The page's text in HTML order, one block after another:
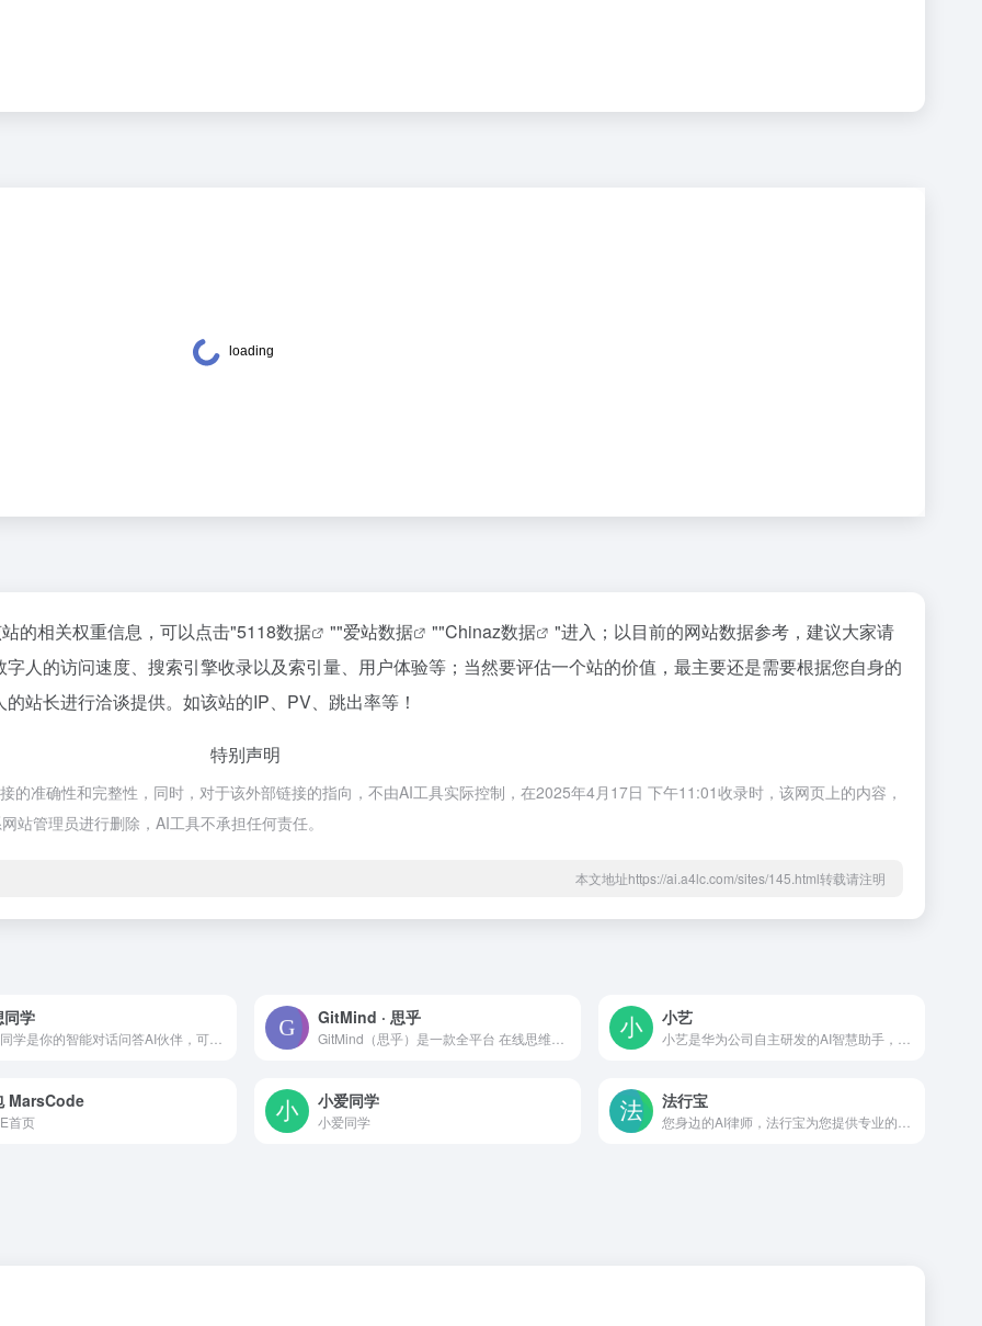
的相关权重信息，可以点击"5118数据 ""爱站数据 ""Chinaz数据
"进入；以目前的网站数据参考，建议大家请
人的访问速度、搜索引擎收录以及索引量、用户体验等；当然要评估一个站的价值，最主要还是需要根据您自身的
站长进行洽谈提供。如该站的IP、PV、跳出率等！
特别声明
的准确性和完整性，同时，对于该外部链接的指向，不由AI工具实际控制，在2025年4月17日 下午11:01收录时，该网页上的内容，
站管理员进行删除，AI工具不承担任何责任。
本文地址https://ai.a4lc.com/sites/145.html转载请注明
同学 GitMind · 思乎 小艺
MarsCode
首页
小爱同学
小爱同学
法行宝